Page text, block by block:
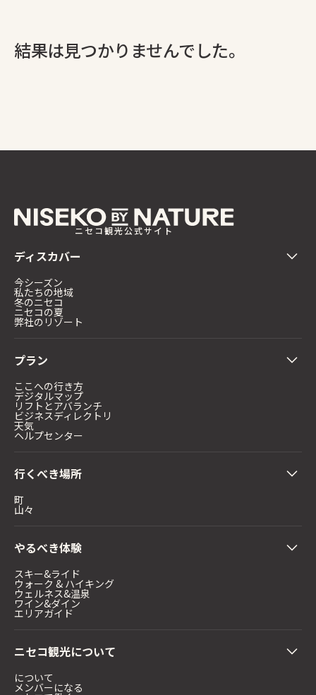
結果は見つかりませんでした。
ニセコ観光公式サイト
ディスカバー
今シーズン
私たちの地域
冬のニセコ
ニセコの夏
弊社のリゾート
プラン
ここへの行き方
デジタルマップ
リフトとアバランチ
ビジネスディレクトリ
天気
ヘルプセンター
行くべき場所
町
山々
やるべき体験
スキー&ライド
ウォーク & ハイキング
ウェルネス&温泉
ワイン&ダイン
エリアガイド
ニセコ観光について
について
メンバーになる